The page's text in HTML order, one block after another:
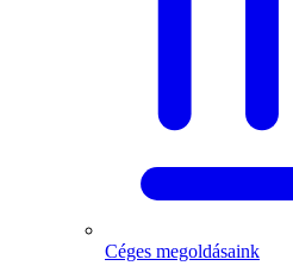
Céges megoldásaink